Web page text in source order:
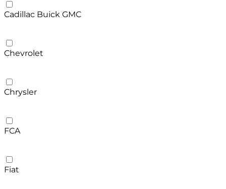
Cadillac Buick GMC
Chevrolet
Chrysler
FCA
Fiat